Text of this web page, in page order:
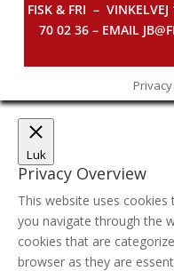
FISK & FRI –
70 02 36 – EMAIL
Luk
Privacy Overview
This website uses
you navigate through the
cookies that are
browser as they are